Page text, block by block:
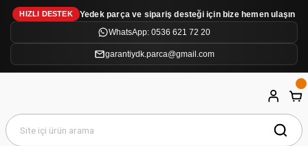
HIZLI DESTEK
Yedek parça ve sipariş desteği için bize hemen ulaşın
WhatsApp: 0536 621 72 20
garantiydk.parca@gmail.com